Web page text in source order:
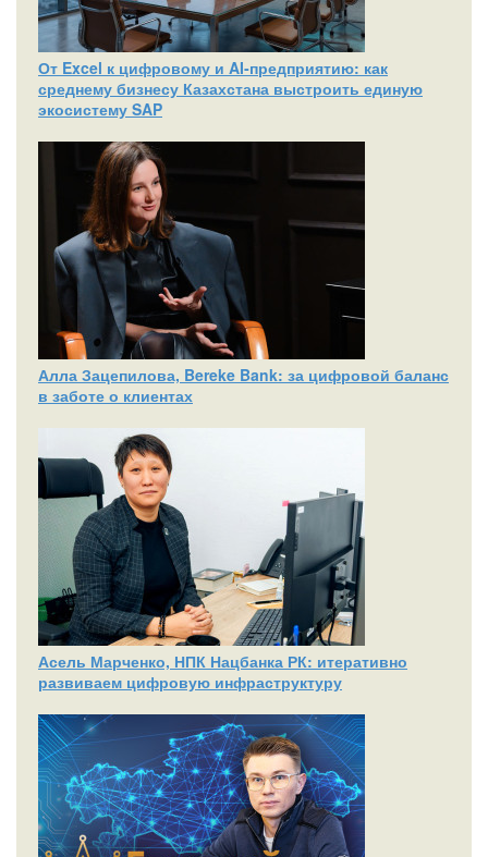
От Excel к цифровому и AI‑предприятию: как
среднему бизнесу Казахстана выстроить единую
экосистему SAP
Алла Зацепилова, Bereke Bank: за цифровой баланс
в заботе о клиентах
Асель Марченко, НПК Нацбанка РК: итеративно
развиваем цифровую инфраструктуру